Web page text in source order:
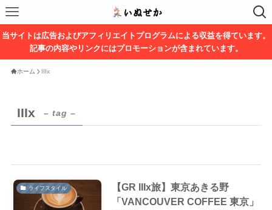
当サイトは広告およびアフィリエイトプログラムによる収益を得ています。
記事の内容やリンクにはプロモーションが含まれています。
ホーム IIIx
IIIx – tag –
ライフスタイル
【GR IIIx旅】東京あきる野
「VANCOUVER COFFEE 東京」